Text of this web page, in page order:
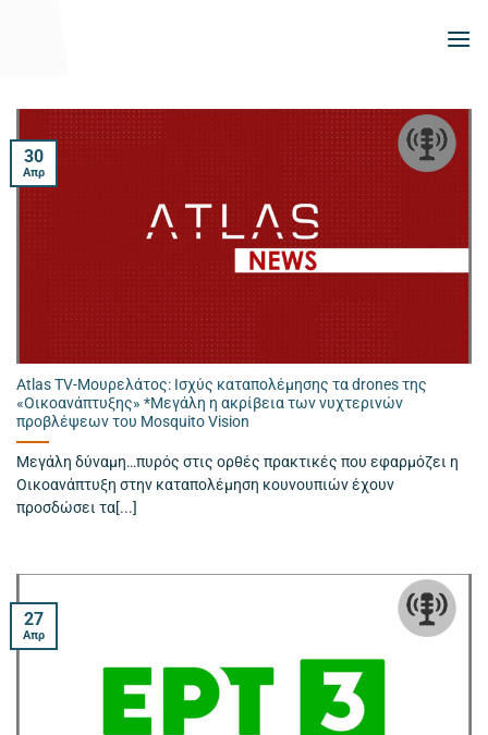
Atlas TV-Mουρελάτος: Ισχύς καταπολέμησης τα drones της
«Οικοανάπτυξης» *Μεγάλη η ακρίβεια των νυχτερινών
προβλέψεων του Mosquito Vision
Μεγάλη δύναμη…πυρός στις ορθές πρακτικές που εφαρμόζει η
Οικοανάπτυξη στην καταπολέμηση κουνουπιών έχουν
προσδώσει τα[...]
30
Απρ
27
Απρ